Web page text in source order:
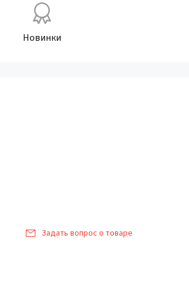
Новинки
Задать вопрос о товаре